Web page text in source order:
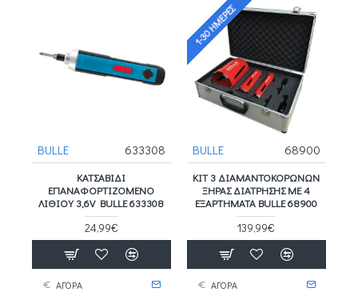
BULLE 633308
ΚΑΤΣΑΒΊΔΙ
ΕΠΑΝΑΦΟΡΤΙΖΌΜΕΝΟ
ΛΙΘΊΟΥ 3,6V BULLE 633308
24,99€
ΑΓΟΡΑ
1-30 ΗΜΈΡΕΣ
BULLE 68900
ΚΙΤ 3 ΔΙΑΜΑΝΤΟΚΟΡΩΝΩΝ
ΞΗΡΑΣ ΔΙΑΤΡΗΣΗΣ ΜΕ 4
ΕΞΑΡΤΗΜΑΤΑ BULLE 68900
139,99€
ΑΓΟΡΑ